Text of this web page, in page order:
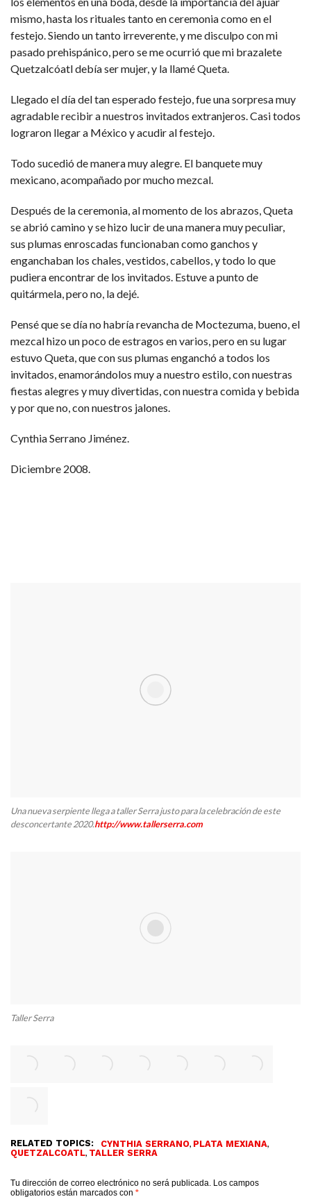
mismo, hasta los rituales tanto en ceremonia como en el
festejo. Siendo un tanto irreverente, y me disculpo con mi
pasado prehispánico, pero se me ocurrió que mi brazalete
Quetzalcóatl debía ser mujer, y la llamé Queta.
Llegado el día del tan esperado festejo, fue una sorpresa muy
agradable recibir a nuestros invitados extranjeros. Casi todos
lograron llegar a México y acudir al festejo.
Todo sucedió de manera muy alegre. El banquete muy
mexicano, acompañado por mucho mezcal.
Después de la ceremonia, al momento de los abrazos, Queta
se abrió camino y se hizo lucir de una manera muy peculiar,
sus plumas enroscadas funcionaban como ganchos y
enganchaban los chales, vestidos, cabellos, y todo lo que
pudiera encontrar de los invitados. Estuve a punto de
quitármela, pero no, la dejé.
Pensé que se día no habría revancha de Moctezuma, bueno, el
mezcal hizo un poco de estragos en varios, pero en su lugar
estuvo Queta, que con sus plumas enganchó a todos los
invitados, enamorándolos muy a nuestro estilo, con nuestras
fiestas alegres y muy divertidas, con nuestra comida y bebida
y por que no, con nuestros jalones.
Cynthia Serrano Jiménez.
Diciembre 2008.
Una nueva serpiente llega a taller Serra justo para la celebración de este
desconcertante 2020.http://www.tallerserra.com
Taller Serra
RELATED TOPICS: CYNTHIA SERRANO, PLATA MEXIANA,
QUETZALCOATL, TALLER SERRA
Tu dirección de correo electrónico no será publicada. Los campos
obligatorios están marcados con *